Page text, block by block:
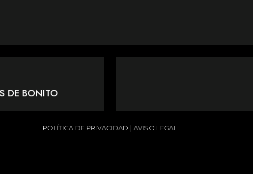
DE BONITO
POLÍTICA DE PRIVACIDAD AVISO LEGAL